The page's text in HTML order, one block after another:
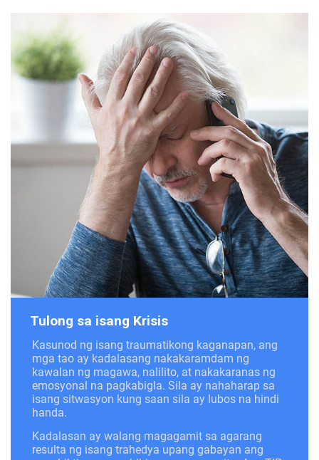
Tulong sa isang Krisis
Kasunod ng isang traumatikong kaganapan, ang
mga tao ay kadalasang nakakaramdam ng
kawalan ng magawa, nalilito, at nakakaranas ng
emosyonal na pagkabigla. Sila ay nahaharap sa
isang sitwasyon kung saan sila ay lubos na hindi
handa.
Kadalasan ay walang magagamit sa agarang
resulta ng isang trahedya upang gabayan ang